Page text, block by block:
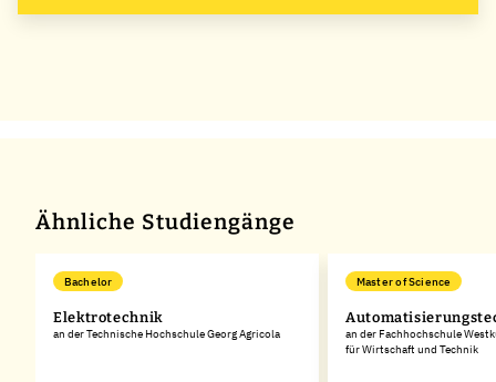
Ähnliche Studiengänge
Bachelor
Elektrotechnik
an der Technische Hochschule Georg Agricola
Master of Science
an der Fachhochschule
für Wirtschaft und Technik